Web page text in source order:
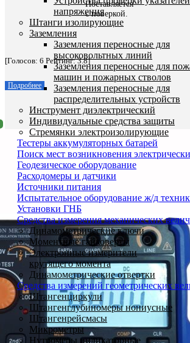
напряжения
Штанги изолирующие
Заземления
Заземления переносные для
высоковольтных линий
Заземления переносные для
машин и пожарных стволов
Заземления переносные для
распределительных устройств
Инструмент диэлектрический
Индивидуальные средства защиты
Стремянки электроизолирующие
Тестеры аккумуляторных батарей
Поиск мест возникновения
Геодезическое оборудование
Расходомеры и датчики
Источники питания
Испытательное оборудование ж/д
Установки ГНБ
Средства измерения механических
Динамометрические ключи
Моментные гайковерты
Электронные измерители
крутящего момента
Динамометрические отвертки
Средства измерений геометрических
Штангенциркули
Штангенглубиномеры нониусные
Штангенрейсмасы
Микрометры
Нутромеры индикаторные
Поставляется
с поверкой.
[Голосов: 6 Рейтинг:3.8]
Подробнее